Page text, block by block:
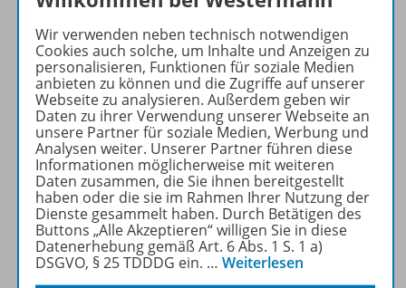
Details
Nachhaltig ins neue Schuljahr
Sofort verfügbar
Dateiformat:PDF-Dokument
Klassenstufen:1. Schuljahr
bis 4. Schuljahr
OD200028014051
Wir verwenden neben technisch notwendigen
Cookies auch solche, um Inhalte und Anzeigen zu
personalisieren, Funktionen für soziale Medien
anbieten zu können und die Zugriffe auf unserer
Webseite zu analysieren. Außerdem geben wir
Daten zu ihrer Verwendung unserer Webseite an
unsere Partner für soziale Medien, Werbung und
Analysen weiter. Unserer Partner führen diese
Informationen möglicherweise mit weiteren
Daten zusammen, die Sie ihnen bereitgestellt
haben oder die sie im Rahmen Ihrer Nutzung der
Dienste gesammelt haben. Durch Betätigen des
Buttons „Alle Akzeptieren“ willigen Sie in diese
Datenerhebung gemäß Art. 6 Abs. 1 S. 1 a)
DSGVO, § 25 TDDDG ein. … Weiterlesen